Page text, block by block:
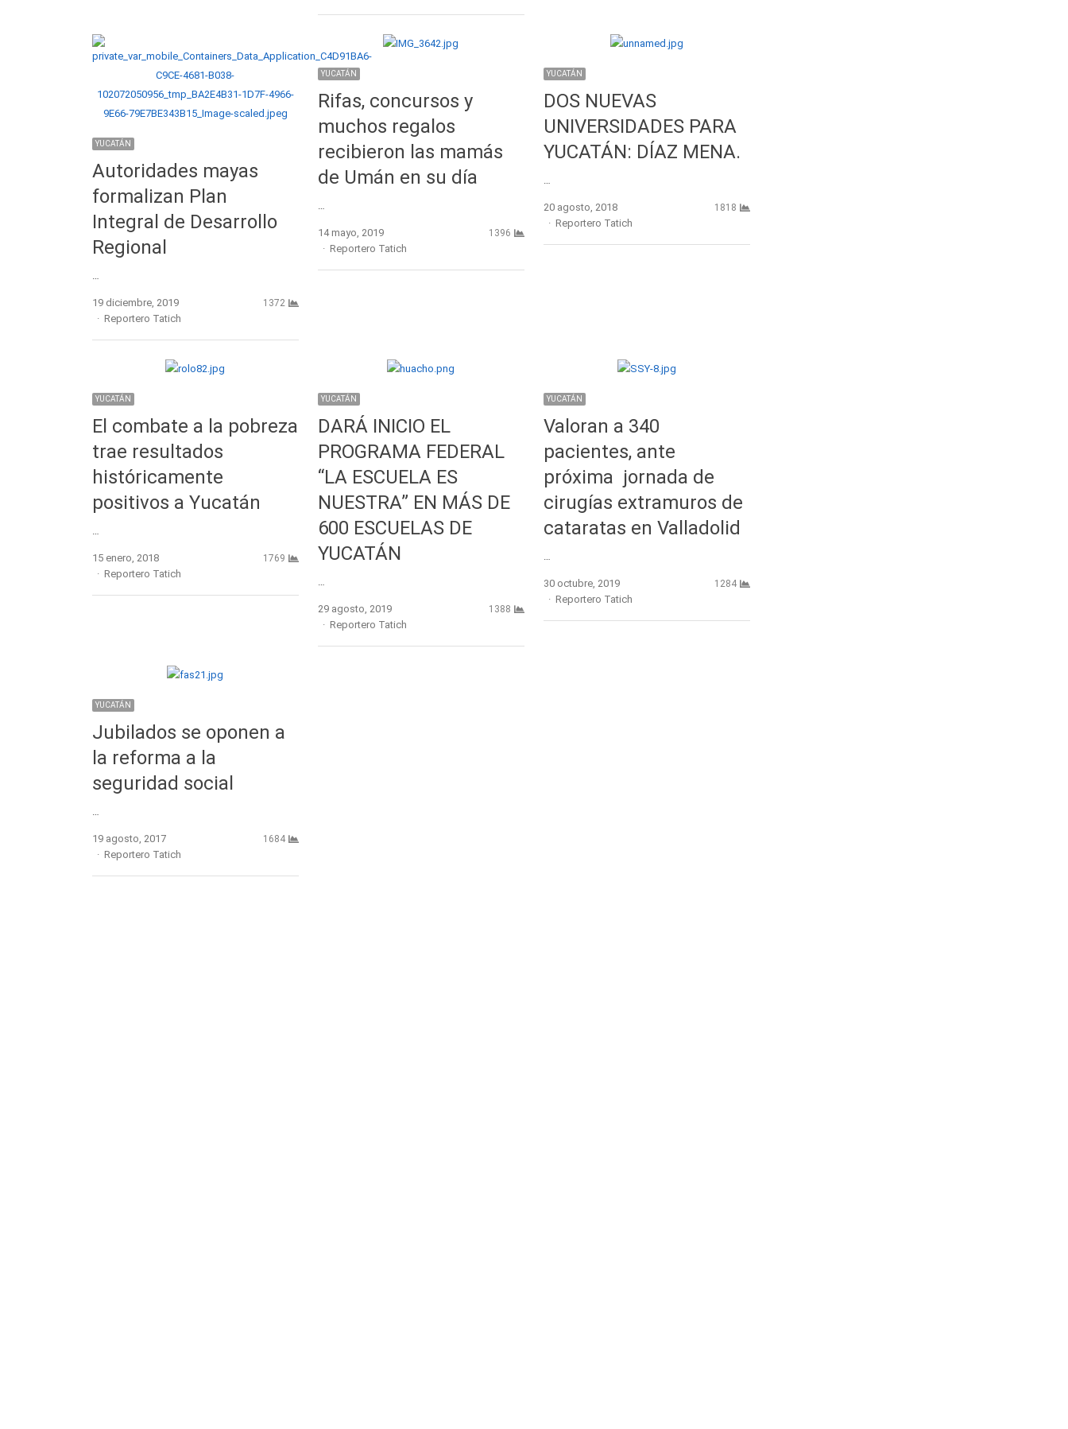
YUCATÁN
Autoridades mayas
formalizan Plan
Integral de Desarrollo
Regional
19 diciembre, 2019
Author
Reportero Tatich
1372
YUCATÁN
Rifas, concursos y
muchos regalos
recibieron las mamás
de Umán en su día
14 mayo, 2019
Author
Reportero Tatich
1396
YUCATÁN
DOS NUEVAS
UNIVERSIDADES PARA
YUCATÁN: DÍAZ MENA.
20 agosto, 2018
Author
Reportero Tatich
1818
YUCATÁN
El combate a la pobreza
trae resultados
históricamente
positivos a Yucatán
15 enero, 2018
Author
Reportero Tatich
1769
YUCATÁN
DARÁ INICIO EL
PROGRAMA FEDERAL
“LA ESCUELA ES
NUESTRA” EN MÁS DE
600 ESCUELAS DE
YUCATÁN
29 agosto, 2019
Author
Reportero Tatich
1388
YUCATÁN
Valoran a 340
pacientes, ante
próxima jornada de
cirugías extramuros de
cataratas en Valladolid
30 octubre, 2019
Author
Reportero Tatich
1284
YUCATÁN
Jubilados se oponen a
la reforma a la
seguridad social
19 agosto, 2017
Author
Reportero Tatich
1684